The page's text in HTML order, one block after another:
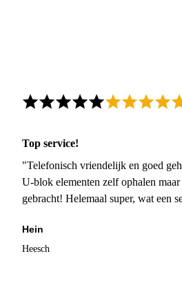
Top service!
"Telefonisch vriendelijk en goed
U-blok elementen zelf ophalen
gebracht! Helemaal super, wat een
Hein
Heesch